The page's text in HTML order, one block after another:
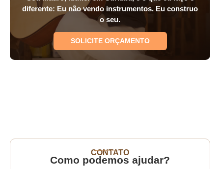
diferente: Eu não vendo instrumentos. Eu construo
o seu.
SOLICITE ORÇAMENTO
CONTATO
Como podemos ajudar?